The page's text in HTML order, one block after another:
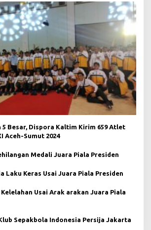
5 Besar, Dispora Kaltim Kirim 659 Atlet
Aceh-Sumut 2024
Medali Juara Piala Presiden
Laku Keras Usai Juara Piala Presiden
Usai Arak arakan Juara Piala
Sepakbola Indonesia Persija Jakarta